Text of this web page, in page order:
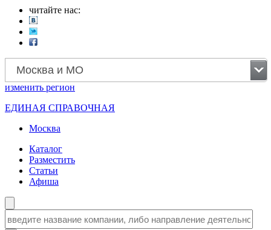
читайте нас:
Москва и МО
изменить регион
ЕДИНАЯ СПРАВОЧНАЯ
Москва
Каталог
Разместить
Статьи
Афиша